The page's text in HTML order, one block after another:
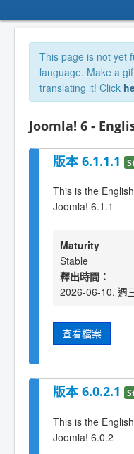
This page is not yet
language. Make a
translating it! Click
Joomla! 6 -
版本 6.1.1.1
This is the
Joomla! 6.1.1
Maturity
Stable
釋出時間：
2026-06-10, 週
查看檔案
版本 6.0.2.1
This is the
Joomla! 6.0.2